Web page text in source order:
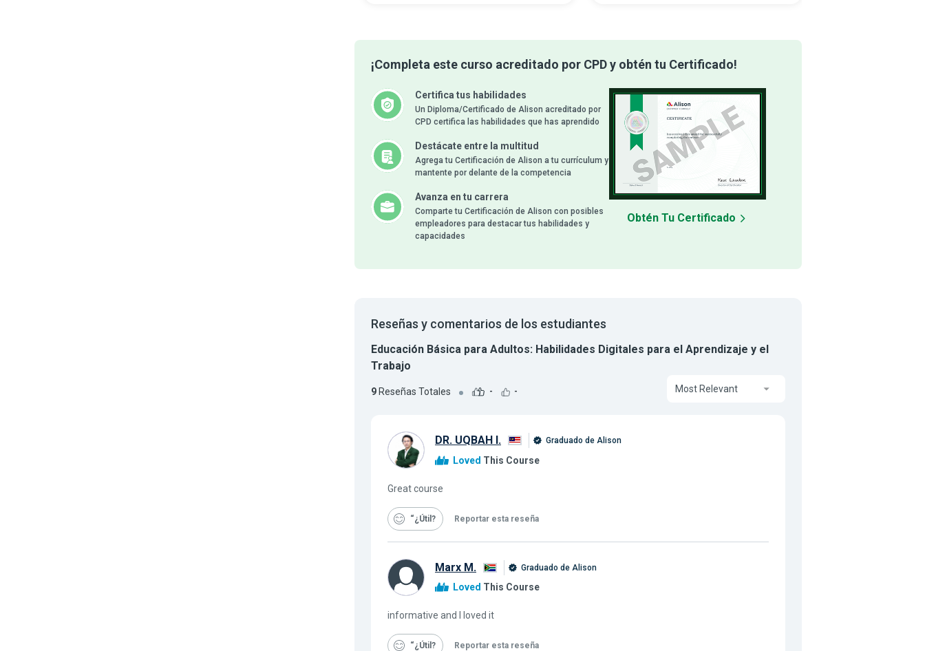
¡Completa este curso acreditado por CPD y obtén tu Certificado!
Certifica tus habilidades
Un Diploma/Certificado de Alison acreditado por
CPD certifica las habilidades que has aprendido
Destácate entre la multitud
Agrega tu Certificación de Alison a tu currículum y
mantente por delante de la competencia
Avanza en tu carrera
Comparte tu Certificación de Alison con posibles
empleadores para destacar tus habilidades y
capacidades
Obtén Tu Certificado
Reseñas y comentarios de los estudiantes
Educación Básica para Adultos: Habilidades Digitales para el Aprendizaje y el
Trabajo
9Reseñas Totales - - Most Relevant
DR. UQBAH I. Graduado de Alison
Loved This Course
Great course
“¿Útil Reportar esta reseña
Marx M. Graduado de Alison
Loved This Course
informative and I loved it
“¿Útil Reportar esta reseña